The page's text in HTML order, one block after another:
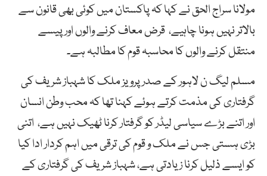
مولانا سراج الحق نے کہا کہ پاکستان میں کوئی بھی قانون سے
بالاتر نہیں ہونا چاہیے، قرض معاف کرنے والوں اور پیسے
منتقل کرنے والوں کا محاسبہ قوم کا مطالبہ ہے۔
مسلم لیگ ن لاہور کے صدر پرویز ملک کا شہباز شریف کی
گرفتاری کی مذمت کرتے ہوئے کہنا تھا کہ محب وطن انسان
اور اتنے بڑے سیاسی لیڈر کو گرفتار کرنا ٹھیک نہیں ہے، اتنی
بڑی ہستی جس نے ملک و قوم کی ترقی میں اہم کردار ادا کیا
کو ایسے ذلیل کرنا زیادتی ہے، شہباز شریف کی گرفتاری کے